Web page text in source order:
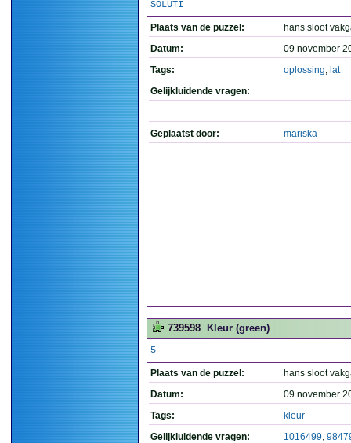
SOLUTI
Plaats van de puzzel:
hans sloot
Datum:
09 november
Tags:
oplossing, lat
Gelijkluidende vragen:
Geplaatst door: mariska
739598 Kleur (green)
5
Plaats van de puzzel:
hans sloot
Datum:
09 november
Tags:
kleur
Gelijkluidende vragen:
1016499,